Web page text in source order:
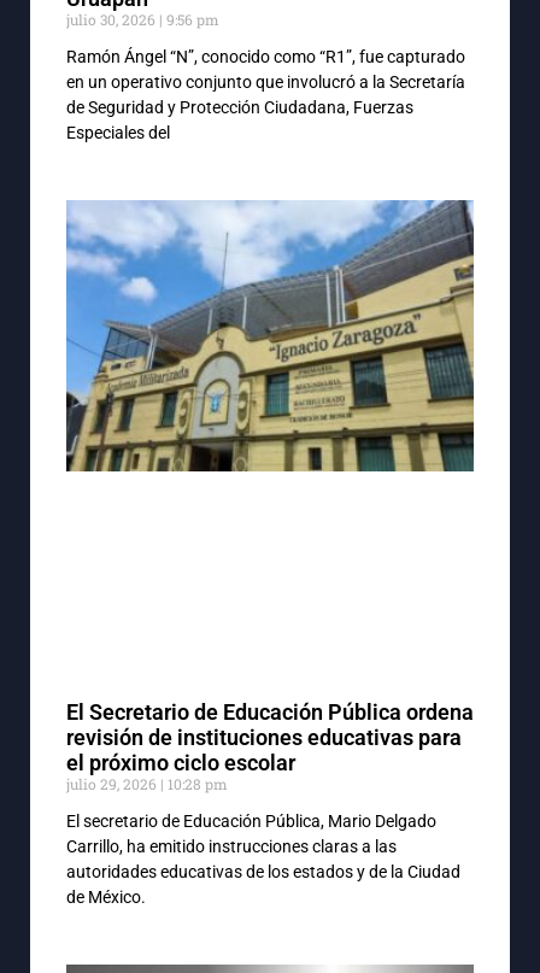
julio 30, 2026
9:56 pm
Ramón Ángel “N”, conocido como “R1”, fue capturado
en un operativo conjunto que involucró a la Secretaría
de Seguridad y Protección Ciudadana, Fuerzas
Especiales del
El Secretario de Educación Pública ordena
revisión de instituciones educativas para
el próximo ciclo escolar
julio 29, 2026
10:28 pm
El secretario de Educación Pública, Mario Delgado
Carrillo, ha emitido instrucciones claras a las
autoridades educativas de los estados y de la Ciudad
de México.